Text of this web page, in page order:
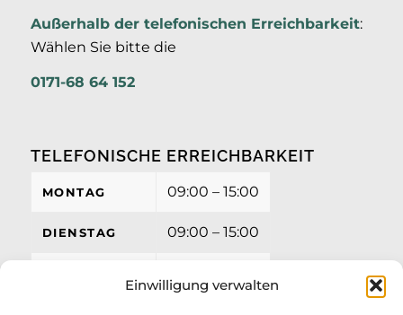
Einwilligung verwalten
Außerhalb der telefonischen Erreichbarkeit:
Wählen Sie bitte die
0171-68 64 152
TELEFONISCHE ERREICHBARKEIT
MONTAG 09:00 – 15:00
DIENSTAG 09:00 – 15:00